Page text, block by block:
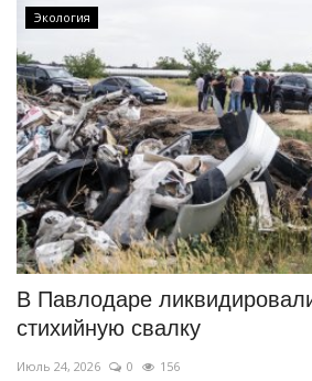
Экология
В Павлодаре
стихийную свалку
Июль 24, 2026 0 156